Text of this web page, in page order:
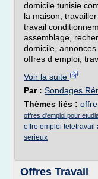
domicile tunisie
la maison,
travail
assemblage,
domicile,
offres d emploi,
Voir la suite
Par : Sondages
Thèmes liés :
offres d'emploi pour
offre emploi teletravail
serieux
Offres Travail